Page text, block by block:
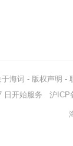
于海词 - 版权声明 -
日开始服务 沪ICP